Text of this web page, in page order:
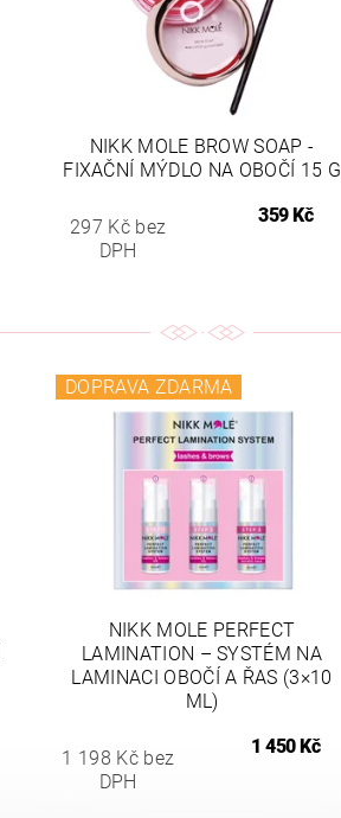
NIKK MOLE BROW SOAP -
FIXAČNÍ MÝDLO NA OBOČÍ 15 G
297 Kč bez
DPH
359 Kč
DOPRAVA ZDARMA
NIKK MOLE PERFECT
LAMINATION – SYSTÉM NA
LAMINACI OBOČÍ A ŘAS (3×10
ML)
1 198 Kč bez
DPH
1 450 Kč